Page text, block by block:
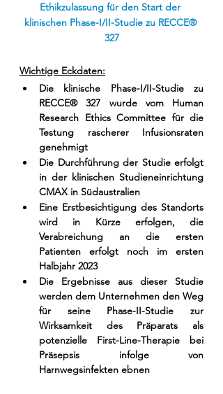
Ethikzulassung für den Start der
klinischen Phase-I/II-Studie zu RECCE®
327
Wichtige Eckdaten:
Die klinische Phase-I/II-Studie zu
RECCE® 327 wurde vom Human
Research Ethics Committee für die
Testung rascherer Infusionsraten
genehmigt
Die Durchführung der Studie erfolgt
in der klinischen Studieneinrichtung
CMAX in Südaustralien
Eine Erstbesichtigung des Standorts
wird in Kürze erfolgen, die
Verabreichung an die ersten
Patienten erfolgt noch im ersten
Halbjahr 2023
Die Ergebnisse aus dieser Studie
werden dem Unternehmen den Weg
für seine Phase-II-Studie zur
Wirksamkeit des Präparats als
potenzielle First-Line-Therapie bei
Präsepsis infolge von
Harnwegsinfekten ebnen